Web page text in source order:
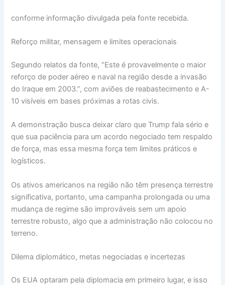
conforme informação divulgada pela fonte recebida.
Reforço militar, mensagem e limites operacionais
Segundo relatos da fonte, “Este é provavelmente o maior
reforço de poder aéreo e naval na região desde a invasão
do Iraque em 2003.”, com aviões de reabastecimento e A-
10 visíveis em bases próximas a rotas civis.
A demonstração busca deixar claro que Trump fala sério e
que sua paciência para um acordo negociado tem respaldo
de força, mas essa mesma força tem limites práticos e
logísticos.
Os ativos americanos na região não têm presença terrestre
significativa, portanto, uma campanha prolongada ou uma
mudança de regime são improváveis sem um apoio
terrestre robusto, algo que a administração não colocou no
terreno.
Dilema diplomático, metas negociadas e incertezas
Os EUA optaram pela diplomacia em primeiro lugar, e isso